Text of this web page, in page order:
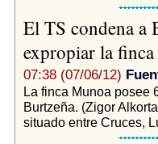
El TS condena a
expropiar la
07:38 (07/06/12)
La finca Munoa posee
Burtzeña. (Zigor
situado entre Cruces,